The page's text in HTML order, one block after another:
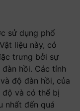
sử dụng phổ
liệu này, có
trưng bởi sự
hồi. Các tính
độ đàn hồi, của
độ và có thể bị
nhất đến quá